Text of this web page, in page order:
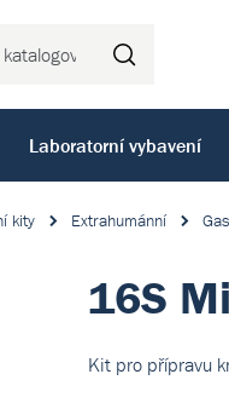
Laboratorní vybavení
kity Extrahumánní
16S
Kit pro přípravu